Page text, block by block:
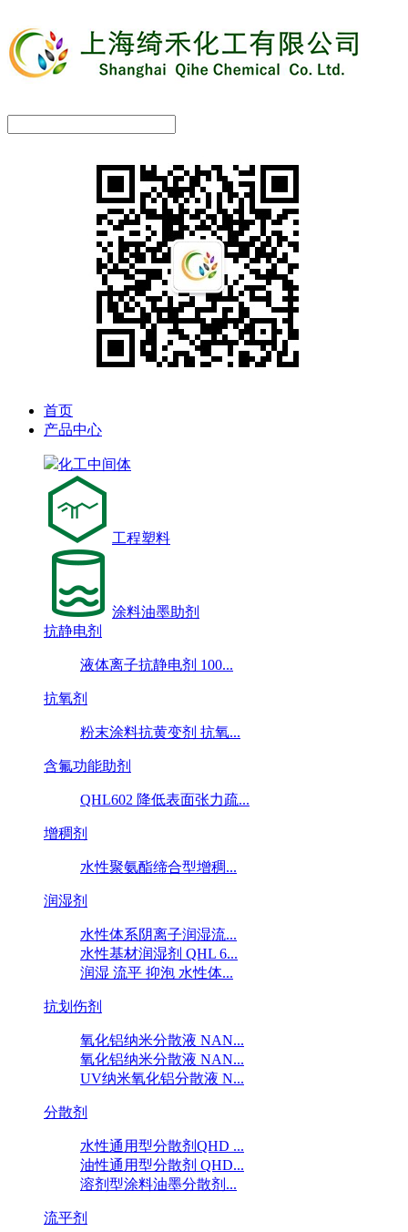
首页
产品中心
化工中间体
工程塑料
涂料油墨助剂
抗静电剂
液体离子抗静电剂 100...
抗氧剂
粉末涂料抗黄变剂 抗氧...
含氟功能助剂
QHL602 降低表面张力疏...
增稠剂
水性聚氨酯缔合型增稠...
润湿剂
水性体系阴离子润湿流...
水性基材润湿剂 QHL 6...
润湿 流平 抑泡 水性体...
抗划伤剂
氧化铝纳米分散液 NAN...
氧化铝纳米分散液 NAN...
UV纳米氧化铝分散液 N...
分散剂
水性通用型分散剂QHD ...
油性通用型分散剂 QHD...
溶剂型涂料油墨分散剂...
流平剂